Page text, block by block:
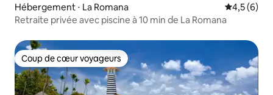
Hébergement ⋅ La Romana Évaluation
4,5 (6)
Retraite privée avec piscine à 10 min de La Romana
Coup de cœur voyageurs
Coup de cœur voyageurs